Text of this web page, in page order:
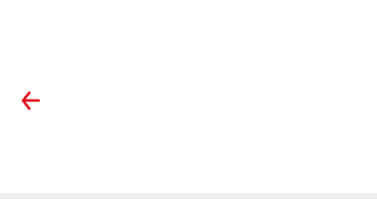
ARTIKEL-